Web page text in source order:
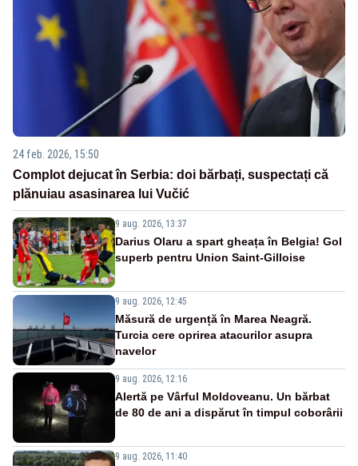
24 feb. 2026, 15:50
Complot dejucat în Serbia: doi bărbați, suspectați că
plănuiau asasinarea lui Vučić
9 aug. 2026, 13:37
Darius Olaru a spart gheața în Belgia! Gol
superb pentru Union Saint-Gilloise
9 aug. 2026, 12:45
Măsură de urgență în Marea Neagră.
Turcia cere oprirea atacurilor asupra
navelor
9 aug. 2026, 12:16
Alertă pe Vârful Moldoveanu. Un bărbat
de 80 de ani a dispărut în timpul coborârii
9 aug. 2026, 11:40